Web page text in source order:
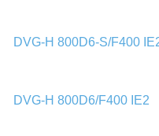
DVG-H 800D6-S/F400
DVG-H 800D6/F400 IE2